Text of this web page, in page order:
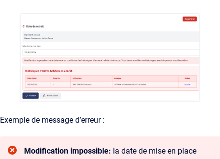
Exemple de message d’erreur :
Modification impossible: la date de mise en place